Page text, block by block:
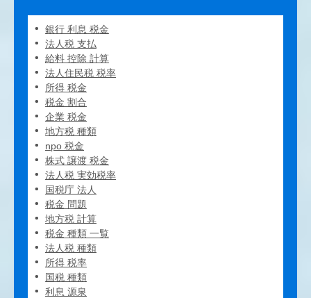
銀行 利息 税金
法人税 支払
給料 控除 計算
法人住民税 税率
所得 税金
税金 割合
企業 税金
地方税 種類
npo 税金
株式 譲渡 税金
法人税 実効税率
国税庁 法人
税金 問題
地方税 計算
税金 種類 一覧
法人税 種類
所得 税率
国税 種類
利息 源泉